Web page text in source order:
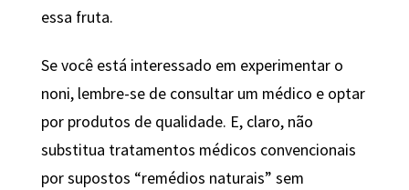
essa fruta.
Se você está interessado em experimentar o
noni, lembre-se de consultar um médico e optar
por produtos de qualidade. E, claro, não
substitua tratamentos médicos convencionais
por supostos “remédios naturais” sem